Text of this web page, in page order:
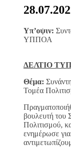
Υπ’οψιν:
ΔΕΛΤΙΟ
Θέμα:
Τομέα
βουλευτή
Πολιτισμού,
ενημέρωσε